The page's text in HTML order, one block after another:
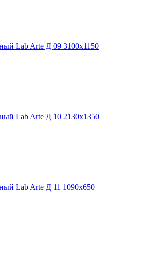
Lab Arte Д 09 3100х1150
Lab Arte Д 10 2130х1350
Lab Arte Д 11 1090х650